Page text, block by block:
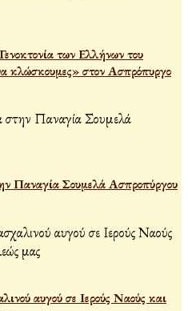
των Ελλήνων του
κλώσκουμες» στον Ασπρόπυργο
Παναγία Σουμελά Ασπροπύργου
αυγού σε Ιερούς Ναούς και